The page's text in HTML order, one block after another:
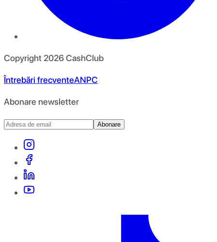
Copyright 2026CashClub
Întrebări frecventeANPC
Abonare newsletter
Abonare